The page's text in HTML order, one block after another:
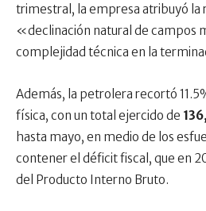
trimestral, la empresa atribuyó la
«declinación natural de campos
complejidad técnica en la
Además, la petrolera recortó
física, con un total ejercido de
hasta mayo, en medio de los
contener el déficit fiscal, que en
del Producto Interno Bruto.